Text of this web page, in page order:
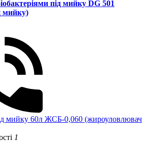
під мийку DG 501
мийку)
1